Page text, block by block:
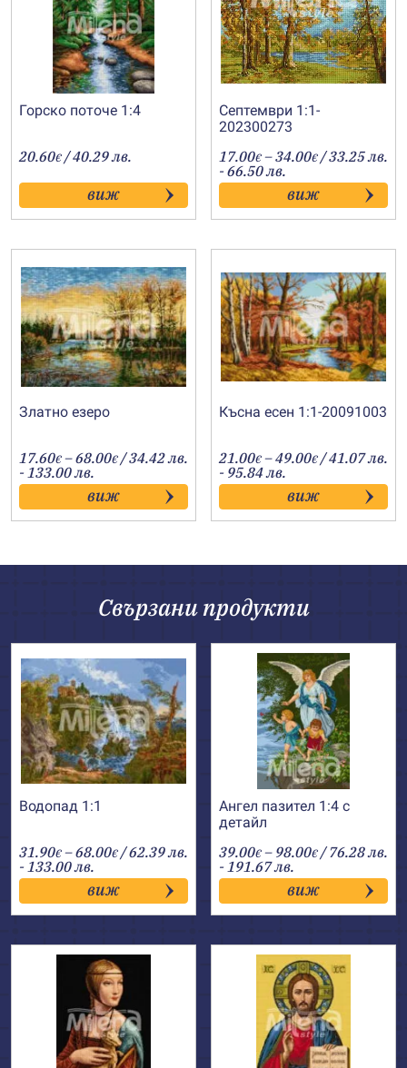
Горско поточе 1:4
20.60€ / 40.29 лв.
виж
Септември 1:1-
202300273
17.00€ –34.00€Price
range:
17.00€
through
34.00€
/ 33.25 лв.
- 66.50 лв.
виж
Златно езеро
17.60€ –68.00€Price
range:
17.60€
through
68.00€
/ 34.42 лв.
- 133.00 лв.
виж
Късна есен 1:1-20091003
21.00€ –49.00€Price
range:
21.00€
through
49.00€
/ 41.07 лв.
- 95.84 лв.
виж
Свързани продукти
Водопад 1:1
31.90€ –68.00€Price
range:
31.90€
through
68.00€
/ 62.39 лв.
- 133.00 лв.
виж
Ангел пазител 1:4 с
детайл
39.00€ – 98.00€Price
range:
39.00€
through
98.00€
/ 76.28 лв.
- 191.67 лв.
виж